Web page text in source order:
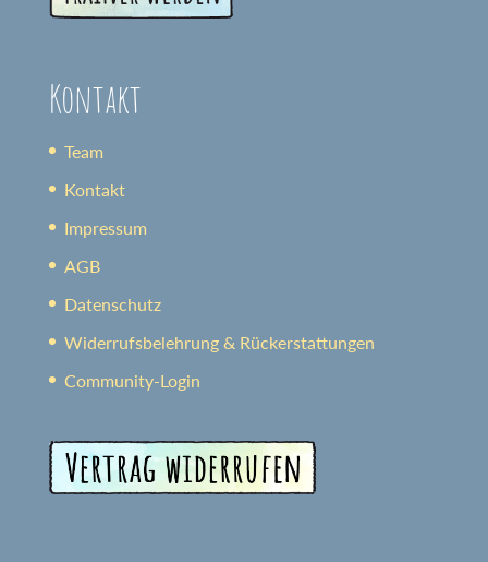
Kontakt
Team
Kontakt
Impressum
AGB
Datenschutz
Widerrufsbelehrung & Rückerstattungen
Community-Login